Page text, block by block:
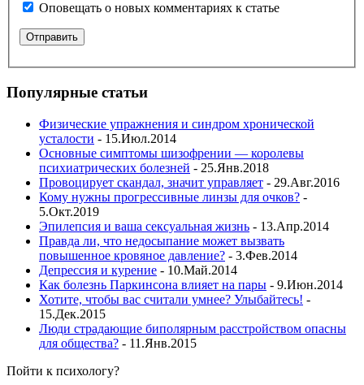
Оповещать о новых комментариях к статье
Популярные статьи
Физические упражнения и синдром хронической
усталости - 15.Июл.2014
Основные симптомы шизофрении — королевы
психиатрических болезней - 25.Янв.2018
Провоцирует скандал, значит управляет - 29.Авг.2016
Кому нужны прогрессивные линзы для очков? -
5.Окт.2019
Эпилепсия и ваша сексуальная жизнь - 13.Апр.2014
Правда ли, что недосыпание может вызвать
повышенное кровяное давление? - 3.Фев.2014
Депрессия и курение - 10.Май.2014
Как болезнь Паркинсона влияет на пары - 9.Июн.2014
Хотите, чтобы вас считали умнее? Улыбайтесь! -
15.Дек.2015
Люди страдающие биполярным расстройством опасны
для общества? - 11.Янв.2015
Пойти к психологу?